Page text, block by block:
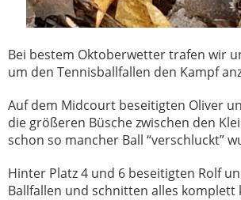
Bei bestem Oktoberwetter trafen wir
um den Tennisballfallen den Kampf
Auf dem Midcourt beseitigten Oliver
die größeren Büsche zwischen den
schon so mancher Ball “verschluckt”
Hinter Platz 4 und 6 beseitigten Rolf
Ballfallen und schnitten alles komplett